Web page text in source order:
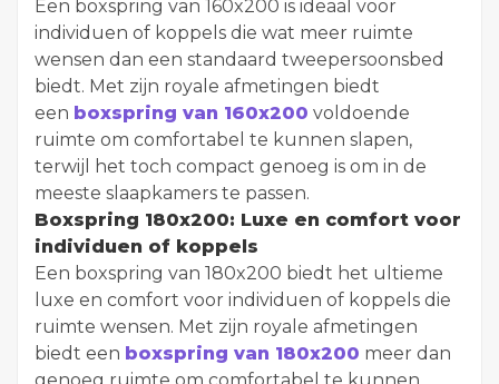
Een boxspring van 160x200 is ideaal voor
individuen of koppels die wat meer ruimte
wensen dan een standaard tweepersoonsbed
biedt. Met zijn royale afmetingen biedt
een boxspring van 160x200 voldoende
ruimte om comfortabel te kunnen slapen,
terwijl het toch compact genoeg is om in de
meeste slaapkamers te passen.
Boxspring 180x200: Luxe en comfort voor
individuen of koppels
Een boxspring van 180x200 biedt het ultieme
luxe en comfort voor individuen of koppels die
ruimte wensen. Met zijn royale afmetingen
biedt een boxspring van 180x200 meer dan